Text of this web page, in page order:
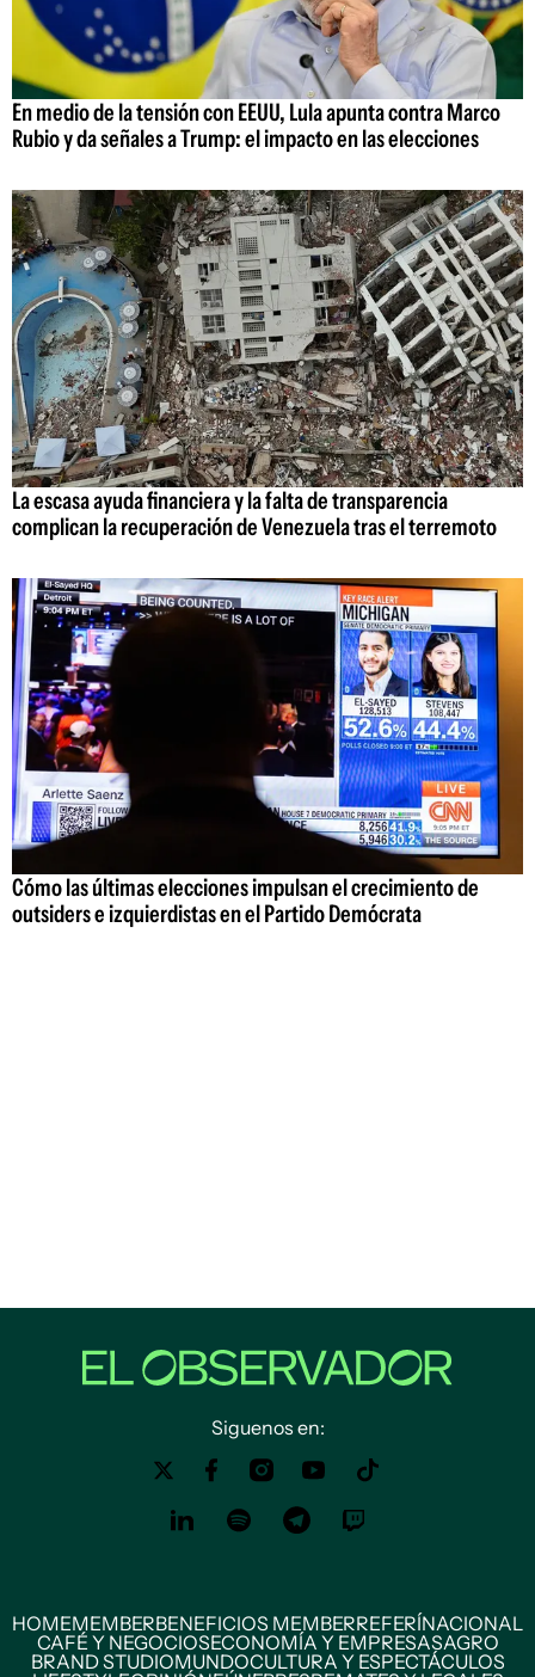
En medio de la tensión con EEUU, Lula apunta contra Marco
Rubio y da señales a Trump: el impacto en las elecciones
La escasa ayuda financiera y la falta de transparencia
complican la recuperación de Venezuela tras el terremoto
Cómo las últimas elecciones impulsan el crecimiento de
outsiders e izquierdistas en el Partido Demócrata
Siguenos en:
HOMEMEMBERBENEFICIOS MEMBERREFERÍNACIONAL
CAFÉ Y NEGOCIOSECONOMÍA Y EMPRESASAGRO
BRAND STUDIOMUNDOCULTURA Y ESPECTÁCULOS